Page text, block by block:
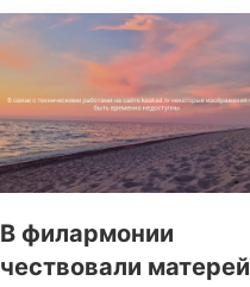
В филармонии
чествовали матерей